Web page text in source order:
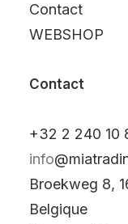
Contact
WEBSHOP
Contact
+32 2 240 10
info
Broekweg 8,
Belgique